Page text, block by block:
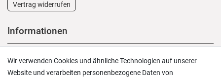
Vertrag widerrufen
Informationen
Versand und Zahlung
Rücksendungen
Wir verwenden Cookies und ähnliche Technologien auf unserer
Website und verarbeiten personenbezogene Daten von